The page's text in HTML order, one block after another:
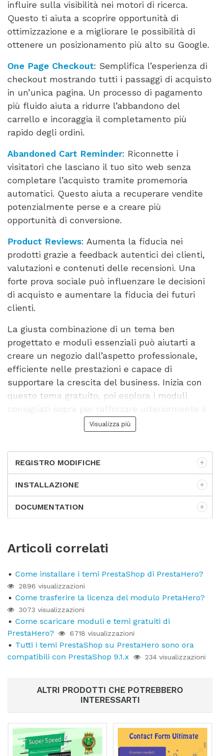
influire sulla visibilità nei motori di ricerca.
Questo ti aiuta a scoprire opportunità di
ottimizzazione e a migliorare le possibilità di
ottenere un posizionamento più alto su Google.
One Page Checkout: Semplifica l’esperienza di
checkout mostrando tutti i passaggi di acquisto
in un’unica pagina. Un processo di pagamento
più fluido aiuta a ridurre l’abbandono del
carrello e incoraggia il completamento più
rapido degli ordini.
Abandoned Cart Reminder: Riconnette i
visitatori che lasciano il tuo sito web senza
completare l’acquisto tramite promemoria
automatici. Questo aiuta a recuperare vendite
potenzialmente perse e a creare più
opportunità di conversione.
Product Reviews: Aumenta la fiducia nei
prodotti grazie a feedback autentici dei clienti,
valutazioni e contenuti delle recensioni. Una
forte prova sociale può influenzare le decisioni
di acquisto e aumentare la fiducia dei futuri
clienti.
La giusta combinazione di un tema ben
progettato e moduli essenziali può aiutarti a
creare un negozio dall’aspetto professionale,
efficiente nelle prestazioni e capace di
supportare la crescita del business. Inizia con
questo tema gratuito, poi esplora i moduli
Visualizza più
REGISTRO MODIFICHE
INSTALLAZIONE
DOCUMENTATION
Articoli correlati
Come installare i temi PrestaShop di PrestaHero?
2896 visualizzazioni
Come trasferire la licenza del modulo PretaHero?
3073 visualizzazioni
Come scaricare moduli e temi gratuiti di
PrestaHero?
6718 visualizzazioni
Tutti i temi PrestaShop su PrestaHero sono ora
compatibili con PrestaShop 9.1.x
234 visualizzazioni
ALTRI PRODOTTI CHE POTREBBERO
INTERESSARTI